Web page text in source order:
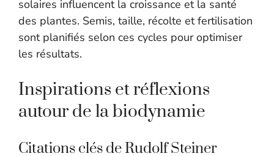
solaires influencent la croissance et la santé
des plantes. Semis, taille, récolte et fertilisation
sont planifiés selon ces cycles pour optimiser
les résultats.
Inspirations et réflexions
autour de la biodynamie
Citations clés de Rudolf Steiner